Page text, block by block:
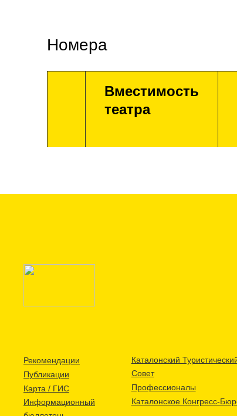
Номера
Вместимость
театра
Рекомендации
Публикации
Карта / ГИС
Информационный
Каталонский
Совет
Профессионалы
Каталонское Конгресс-